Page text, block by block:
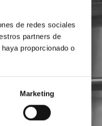
de redes sociales
partners de
proporcionado o
Marketing